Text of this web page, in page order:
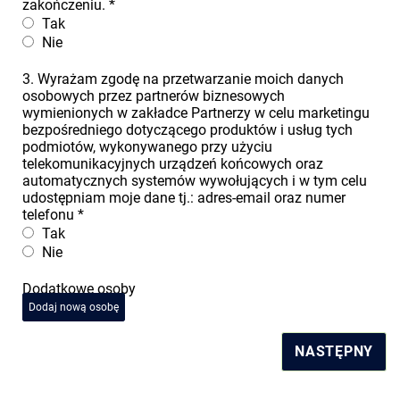
zakończeniu. *
Tak
Nie
3. Wyrażam zgodę na przetwarzanie moich danych
osobowych przez partnerów biznesowych
wymienionych w zakładce Partnerzy w celu marketingu
bezpośredniego dotyczącego produktów i usług tych
podmiotów, wykonywanego przy użyciu
telekomunikacyjnych urządzeń końcowych oraz
automatycznych systemów wywołujących i w tym celu
udostępniam moje dane tj.: adres-email oraz numer
telefonu *
Tak
Nie
Dodatkowe osoby
Dodaj nową osobę
NASTĘPNY